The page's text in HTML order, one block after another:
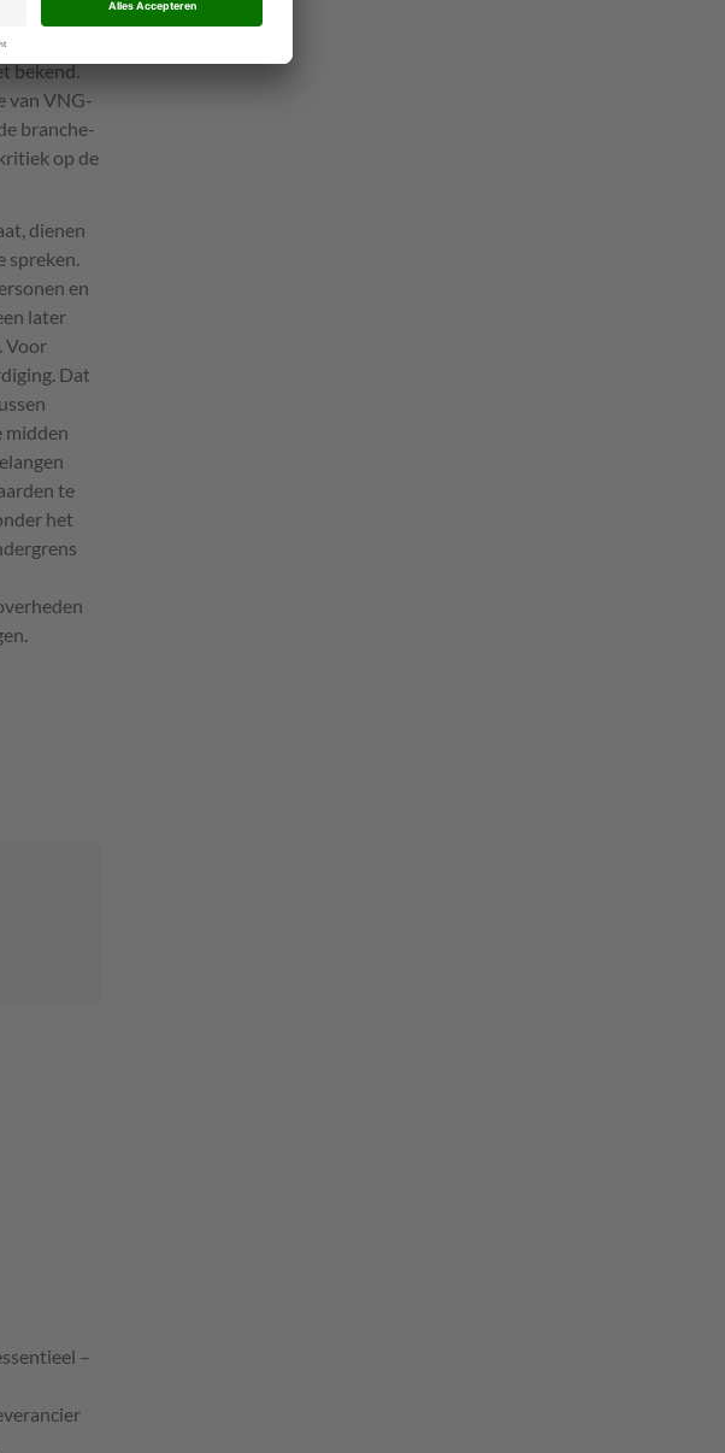
verluidt
bekend.
van VNG-
branche-
op de
dienen
spreken.
en
later
Voor
Dat
midden
te
het
–